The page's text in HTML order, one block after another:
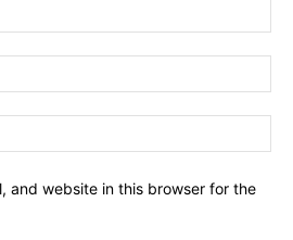
and website in this browser for the